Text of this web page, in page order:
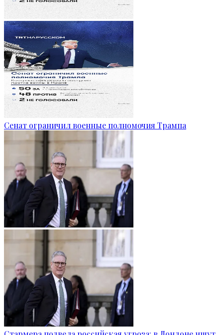
Сенат ограничил военные полномочия Трампа